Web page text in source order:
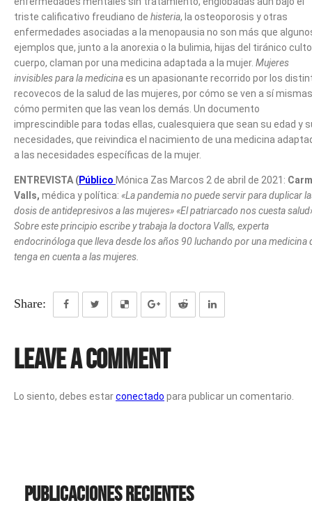
triste calificativo freudiano de histeria, la osteoporosis y otras
enfermedades asociadas a la menopausia no son más que
ejemplos que, junto a la anorexia o la bulimia, hijas del tiránico
cuerpo, claman por una medicina adaptada a la mujer. Mujeres
invisibles para la medicinaes un apasionante recorrido por los
recovecos de la salud de las mujeres, por cómo se ven a sí
cómo permiten que las vean los demás. Un documento
imprescindible para todas ellas, cualesquiera que sean su edad y
necesidades, que reivindica el nacimiento de una medicina
a las necesidades específicas de la mujer.
ENTREVISTA (Público Mónica Zas Marcos 2 de abril de 2021 :
Valls, médica y política: «La pandemia no puede servir para duplicar
dosis de antidepresivos a las mujeres» «El patriarcado nos cuesta
Sobre este principio escribe y trabaja la doctora Valls, experta
endocrinóloga que lleva desde los años 90 luchando por una medicina
tenga en cuenta a las mujeres.
Share:
Leave a Comment
Lo siento, debes estarconectado para publicar un comentario.
Publicaciones recientes